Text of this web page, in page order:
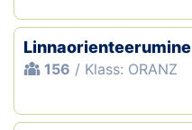
Suletud maastikud
Linnaorienteerumine
156 / Klass: ORANZ